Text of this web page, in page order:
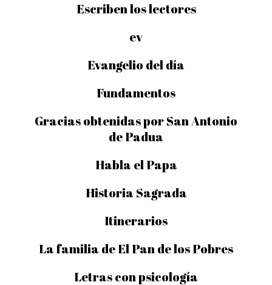
Escriben los lectores
ev
Evangelio del día
Fundamentos
Gracias obtenidas por San Antonio
de Padua
Habla el Papa
Historia Sagrada
Itinerarios
La familia de El Pan de los Pobres
Letras con psicología